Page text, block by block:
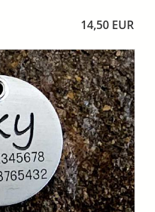
14,50 EUR